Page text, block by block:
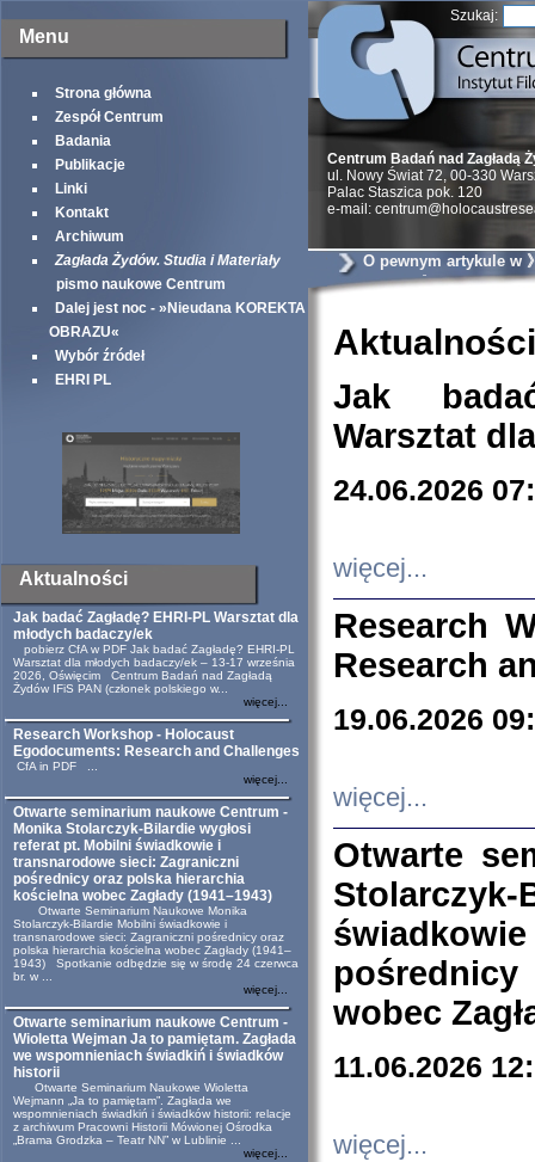
Menu
Strona główna
Zespół Centrum
Badania
Publikacje
Linki
Kontakt
Archiwum
Zagłada Żydów. Studia i Materiały
pismo naukowe Centrum
Dalej jest noc - »Nieudana KOREKTA
OBRAZU«
Wybór źródeł
EHRI PL
Aktualności
Jak badać Zagładę? EHRI-PL Warsztat dla
młodych badaczy/ek
pobierz CfA w PDF Jak badać Zagładę? EHRI-PL
Warsztat dla młodych badaczy/ek – 13-17 września
2026, Oświęcim Centrum Badań nad Zagładą
Żydów IFiS PAN (członek polskiego w...
więcej...
Research Workshop - Holocaust
Egodocuments: Research and Challenges
CfA in PDF ...
więcej...
Otwarte seminarium naukowe Centrum -
Monika Stolarczyk-Bilardie wygłosi
referat pt. Mobilni świadkowie i
transnarodowe sieci: Zagraniczni
pośrednicy oraz polska hierarchia
kościelna wobec Zagłady (1941–1943)
Otwarte Seminarium Naukowe Monika
Stolarczyk-Bilardie Mobilni świadkowie i
transnarodowe sieci: Zagraniczni pośrednicy oraz
polska hierarchia kościelna wobec Zagłady (1941–
1943) Spotkanie odbędzie się w środę 24 czerwca
br. w ...
więcej...
Otwarte seminarium naukowe Centrum -
Wioletta Wejman Ja to pamiętam. Zagłada
we wspomnieniach świadkiń i świadków
historii
Otwarte Seminarium Naukowe Wioletta
Wejmann „Ja to pamiętam”. Zagłada we
wspomnieniach świadkiń i świadków historii: relacje
z archiwum Pracowni Historii Mówionej Ośrodka
„Brama Grodzka – Teatr NN” w Lublinie ...
więcej...
Szukaj:
Centrum Badań nad Zagładą
ul. Nowy Świat 72, 00-330
Palac Staszica pok. 120
e-mail:
O pewnym artykule w
Yorker《
Aktualności
Jak
Warsztat
24.06.2026
więcej...
Research
Research
19.06.2026
więcej...
Otwarte
wobec
11.06.2026
więcej...